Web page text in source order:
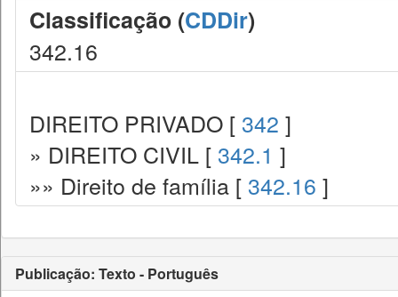
Classificação (CDDir)
342.16
DIREITO PRIVADO [ 342 ]
» DIREITO CIVIL [ 342.1 ]
»» Direito de família [ 342.16 ]
Publicação: Texto - Português